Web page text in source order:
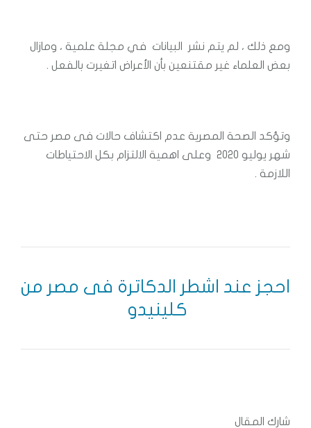
ومع ذلك ، لم يتم نشر البيانات في مجلة علمية ، ومازال
بعض العلماء غير مقتنعين بأن الأعراض اتغيرت بالفعل .
وتؤكد الصحة المصرية عدم اكتشاف حالات فى مصر حتى
شهر يوليو 2020 وعلى اهمية الالتزام بكل الاحتياطات
اللازمة .
احجز عند اشطر الدكاترة فى مصر من
كلينيدو
شارك المقال